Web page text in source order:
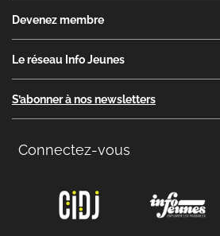
Devenez membre
Le réseau Info Jeunes
S’abonner à nos newsletters
Connectez-vous